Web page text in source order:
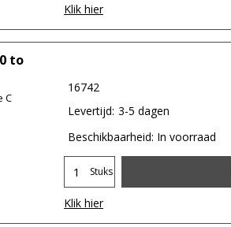
Klik hier
to
C
16742
Levertijd: 3-5 dagen
Beschikbaarheid: In voorraad
Stuks
Klik hier